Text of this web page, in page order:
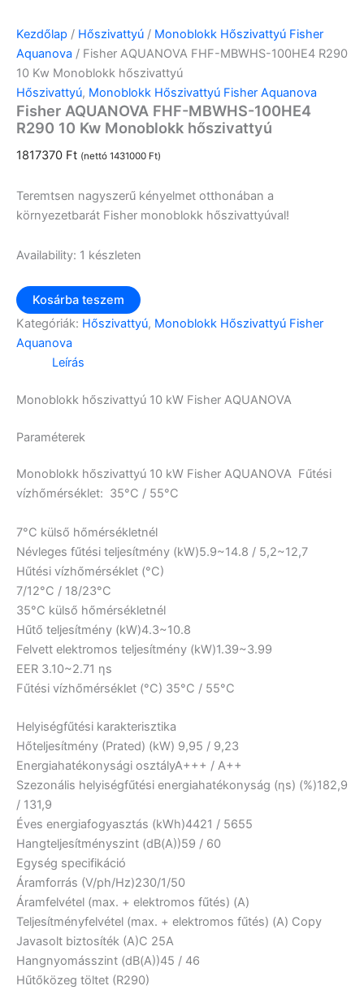
Kezdőlap / Hőszivattyú / Monoblokk Hőszivattyú Fisher
Aquanova / Fisher AQUANOVA FHF-MBWHS-100HE4 R290
10 Kw Monoblokk hőszivattyú
Hőszivattyú, Monoblokk Hőszivattyú Fisher Aquanova
Fisher AQUANOVA FHF-MBWHS-100HE4
R290 10 Kw Monoblokk hőszivattyú
1817370 Ft (nettó 1431000 Ft)
Teremtsen nagyszerű kényelmet otthonában a
környezetbarát Fisher monoblokk hőszivattyúval!
Availability: 1 készleten
Kosárba teszem
Kategóriák: Hőszivattyú, Monoblokk Hőszivattyú Fisher
Aquanova
Leírás
Monoblokk hőszivattyú 10 kW Fisher AQUANOVA
Paraméterek
Monoblokk hőszivattyú 10 kW Fisher AQUANOVA Fűtési
vízhőmérséklet: 35°C / 55°C
7°C külső hőmérsékletnél
Névleges fűtési teljesítmény (kW)5.9~14.8 / 5,2~12,7
Hűtési vízhőmérséklet (°C)
7/12°C / 18/23°C
35°C külső hőmérsékletnél
Hűtő teljesítmény (kW)4.3~10.8
Felvett elektromos teljesítmény (kW)1.39~3.99
EER 3.10~2.71 ηs
Fűtési vízhőmérséklet (°C) 35°C / 55°C
Helyiségfűtési karakterisztika
Hőteljesítmény (Prated) (kW) 9,95 / 9,23
Energiahatékonysági osztályA+++ / A++
Szezonális helyiségfűtési energiahatékonyság (ηs) (%)182,9
/ 131,9
Éves energiafogyasztás (kWh)4421 / 5655
Hangteljesítményszint (dB(A))59 / 60
Egység specifikáció
Áramforrás (V/ph/Hz)230/1/50
Áramfelvétel (max. + elektromos fűtés) (A)
Teljesítményfelvétel (max. + elektromos fűtés) (A) Copy
Javasolt biztosíték (A)C 25A
Hangnyomásszint (dB(A))45 / 46
Hűtőközeg töltet (R290)